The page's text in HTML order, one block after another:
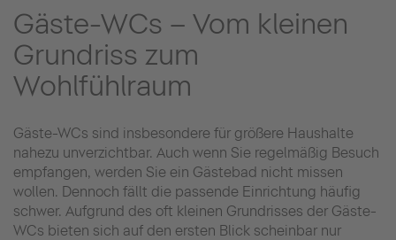
Gäste-WCs – Vom kleinen
Grundriss zum
Wohlfühlraum
Gäste-WCs sind insbesondere für größere Haushalte
nahezu unverzichtbar. Auch wenn Sie regelmäßig Besuch
empfangen, werden Sie ein Gästebad nicht missen
wollen. Dennoch fällt die passende Einrichtung häufig
schwer. Aufgrund des oft kleinen Grundrisses der Gäste-
WCs bieten sich auf den ersten Blick scheinbar nur